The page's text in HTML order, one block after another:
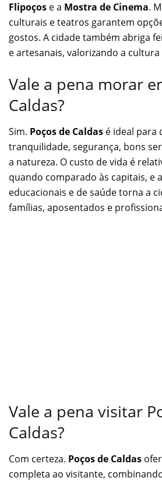
Flipoços e a Mostra de Cinema.
culturais e teatros garantem
gostos. A cidade também abriga
e artesanais, valorizando a cultura
Vale a pena morar
Caldas?
Sim. Poços de Caldas é ideal para
tranquilidade, segurança, bons
a natureza. O custo de vida é
quando comparado às capitais, e
educacionais e de saúde torna a
famílias, aposentados e
Vale a pena visitar
Caldas?
Com certeza. Poços de Caldas
completa ao visitante,